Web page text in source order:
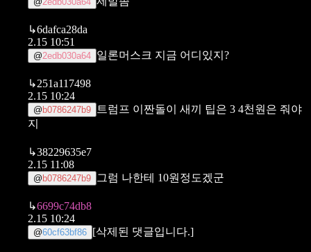
↳6dafca28da
2.15 10:51
@2edb030a64 일론머스크 지금 어디있지?
↳251a117498
2.15 10:24
@ b0786247b9
트럼프 이짠돌이 새끼 팁은 3 4천원은 줘야
지
↳38229635e7
2.15 11:08
@ b0786247b9 그럼 나한테 10원정도겠군
↳6699c74db8
2.15 10:24
@60cf63bf86 [삭제된 댓글입니다.]